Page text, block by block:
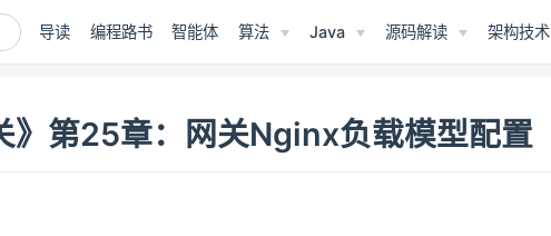
导读 编程路书 智能体 算法 Java 源码解读 架构技术
》第25章：网关Nginx负载模型配置